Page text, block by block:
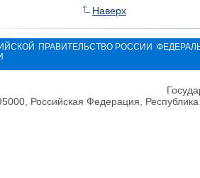
Наверх
ПРАВИТЕЛЬСТВО РОССИИ
Российская Федерация,